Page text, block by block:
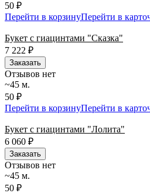
50 ₽
Перейти в корзинуПерейти в
Букет с гиацинтами "Сказка"
7 222 ₽
Заказать
Отзывов нет
~45 м.
50 ₽
Перейти в корзинуПерейти в
Букет с гиацинтами "Лолита"
6 060 ₽
Заказать
Отзывов нет
~45 м.
50 ₽